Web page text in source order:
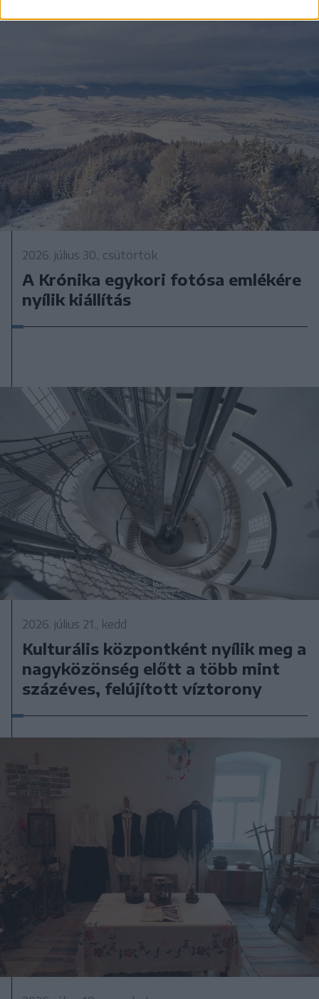
2026. július 30., csütörtök
A Krónika egykori fotósa emlékére
nyílik kiállítás
2026. július 21., kedd
Kulturális központként nyílik meg a
nagyközönség előtt a több mint
százéves, felújított víztorony